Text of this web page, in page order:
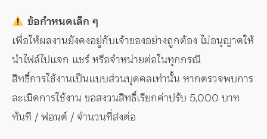
ข้อกำหนดเล็ก ๆ
เพื่อให้ผลงานยังคงอยู่กับเจ้าของอย่างถูกต้อง ไม่อนุญาตให้
นำไฟล์ไปแจก แชร์ หรือจำหน่ายต่อในทุกกรณี
สิทธิ์การใช้งานเป็นแบบส่วนบุคคลเท่านั้น หากตรวจพบการ
ละเมิดการใช้งาน ขอสงวนสิทธิ์เรียกค่าปรับ 5,000 บาท
ทันที / ฟอนต์ / จำนวนที่ส่งต่อ